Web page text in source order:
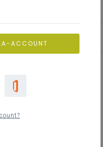
ACCOUNT